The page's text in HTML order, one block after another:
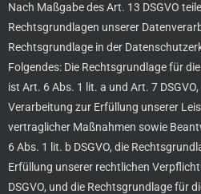
Nach Maßgabe des Art. 13 DSGVO
Rechtsgrundlagen unserer
Rechtsgrundlage in der
Folgendes: Die Rechtsgrundlage für
ist Art. 6 Abs. 1 lit. a und Art. 7
Verarbeitung zur Erfüllung unserer
vertraglicher Maßnahmen sowie
6 Abs. 1 lit. b DSGVO, die
Erfüllung unserer rechtlichen
DSGVO, und die Rechtsgrundlage für